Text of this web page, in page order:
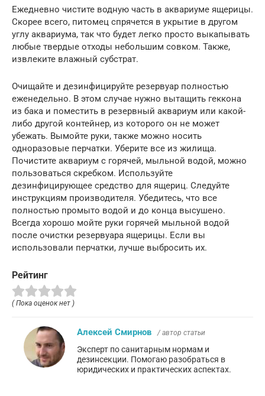
Ежедневно чистите водную часть в аквариуме ящерицы.
Скорее всего, питомец спрячется в укрытие в другом
углу аквариума, так что будет легко просто выкапывать
любые твердые отходы небольшим совком. Также,
извлеките влажный субстрат.
Очищайте и дезинфицируйте резервуар полностью
еженедельно. В этом случае нужно вытащить геккона
из бака и поместить в резервный аквариум или какой-
либо другой контейнер, из которого он не может
убежать. Вымойте руки, также можно носить
одноразовые перчатки. Уберите все из жилища.
Почистите аквариум с горячей, мыльной водой, можно
пользоваться скребком. Используйте
дезинфицирующее средство для ящериц. Следуйте
инструкциям производителя. Убедитесь, что все
полностью промыто водой и до конца высушено.
Всегда хорошо мойте руки горячей мыльной водой
после очистки резервуара ящерицы. Если вы
использовали перчатки, лучше выбросить их.
Рейтинг
( Пока оценок нет )
Алексей Смирнов / автор статьи
Эксперт по санитарным нормам и
дезинсекции. Помогаю разобраться в
юридических и практических аспектах.